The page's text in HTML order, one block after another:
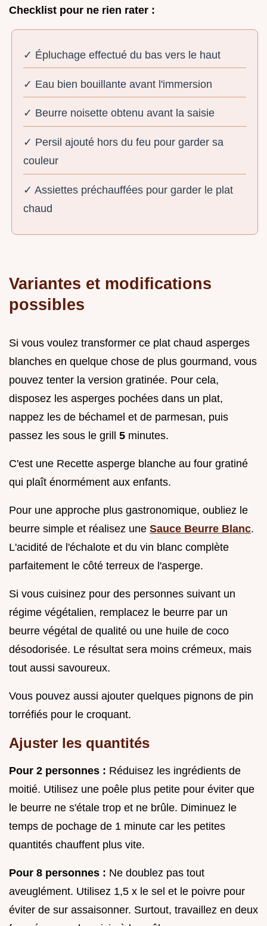
Checklist pour ne rien rater :
✓ Épluchage effectué du bas vers le haut
✓ Eau bien bouillante avant l'immersion
✓ Beurre noisette obtenu avant la saisie
✓ Persil ajouté hors du feu pour garder sa
couleur
✓ Assiettes préchauffées pour garder le plat
chaud
Variantes et modifications
possibles
Si vous voulez transformer ce plat chaud asperges
blanches en quelque chose de plus gourmand, vous
pouvez tenter la version gratinée. Pour cela,
disposez les asperges pochées dans un plat,
nappez les de béchamel et de parmesan, puis
passez les sous le grill 5 minutes.
C'est une Recette asperge blanche au four gratiné
qui plaît énormément aux enfants.
Pour une approche plus gastronomique, oubliez le
beurre simple et réalisez une Sauce Beurre Blanc.
L'acidité de l'échalote et du vin blanc complète
parfaitement le côté terreux de l'asperge.
Si vous cuisinez pour des personnes suivant un
régime végétalien, remplacez le beurre par un
beurre végétal de qualité ou une huile de coco
désodorisée. Le résultat sera moins crémeux, mais
tout aussi savoureux.
Vous pouvez aussi ajouter quelques pignons de pin
torréfiés pour le croquant.
Ajuster les quantités
Pour 2 personnes : Réduisez les ingrédients de
moitié. Utilisez une poêle plus petite pour éviter que
le beurre ne s'étale trop et ne brûle. Diminuez le
temps de pochage de 1 minute car les petites
quantités chauffent plus vite.
Pour 8 personnes : Ne doublez pas tout
aveuglément. Utilisez 1,5 x le sel et le poivre pour
éviter de sur assaisonner. Surtout, travaillez en deux